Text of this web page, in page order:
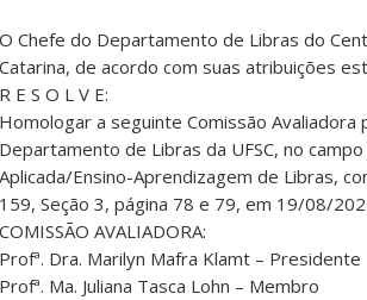
O Chefe do Departamento de Libras do
Catarina, de acordo com suas atribuições
R E S O L V E:
Homologar a seguinte Comissão
Departamento de Libras da UFSC, no
Aplicada/Ensino-Aprendizagem de Libras,
159, Seção 3, página 78 e 79, em 19/08/
COMISSÃO AVALIADORA:
Profª. Dra. Marilyn Mafra Klamt – Presidente
Profª. Ma. Juliana Tasca Lohn – Membro